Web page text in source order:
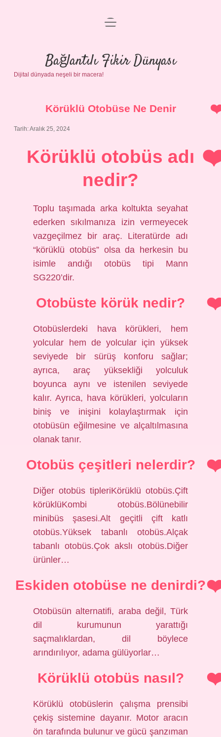
Anasayfa
Gizlilik Politikası
Yasal Uyarı
menüyü
Bağlantılı Fikir Dünyası
Dijital dünyada neşeli bir macera!
Körüklü Otobüse Ne Denir
Tarih: Aralık 25, 2024
Körüklü otobüs adı
nedir?
Toplu taşımada arka koltukta seyahat
ederken sıkılmanıza izin vermeyecek
vazgeçilmez bir araç. Literatürde adı
“körüklü otobüs” olsa da herkesin bu
isimle andığı otobüs tipi Mann
SG220’dir.
Otobüste körük nedir?
Otobüslerdeki hava körükleri, hem
yolcular hem de yolcular için yüksek
seviyede bir sürüş konforu sağlar;
ayrıca, araç yüksekliği yolculuk
boyunca aynı ve istenilen seviyede
kalır. Ayrıca, hava körükleri, yolcuların
biniş ve inişini kolaylaştırmak için
otobüsün eğilmesine ve alçaltılmasına
olanak tanır.
Otobüs çeşitleri nelerdir?
Diğer otobüs tipleriKörüklü otobüs.Çift
körüklüKombi otobüs.Bölünebilir
minibüs şasesi.Alt geçitli çift katlı
otobüs.Yüksek tabanlı otobüs.Alçak
tabanlı otobüs.Çok akslı otobüs.Diğer
ürünler…
Eskiden otobüse ne denirdi?
Otobüsün alternatifi, araba değil, Türk
dil kurumunun yarattığı
saçmalıklardan, dil böylece
arındırılıyor, adama gülüyorlar…
Körüklü otobüs nasıl?
Körüklü otobüslerin çalışma prensibi
çekiş sistemine dayanır. Motor aracın
ön tarafında bulunur ve gücü şanzıman